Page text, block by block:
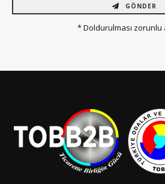
GÖNDER
* Doldurulması zorunlu